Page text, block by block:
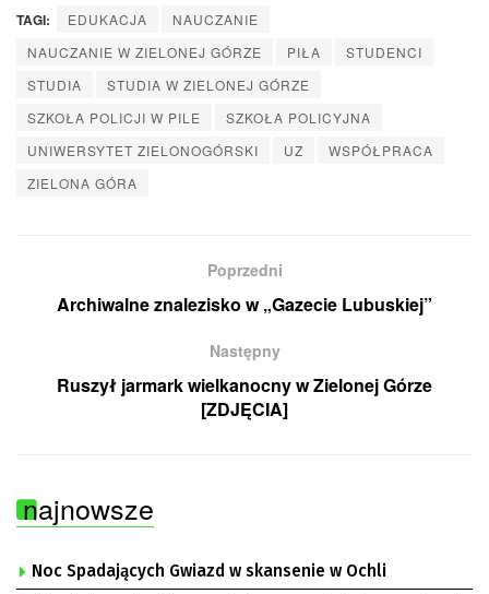
TAGI: EDUKACJA
NAUCZANIE
NAUCZANIE W ZIELONEJ GÓRZE
PIŁA
STUDENCI
STUDIA
STUDIA W ZIELONEJ GÓRZE
SZKOŁA POLICJI W PILE
SZKOŁA POLICYJNA
UNIWERSYTET ZIELONOGÓRSKI
UZ
WSPÓŁPRACA
ZIELONA GÓRA
Poprzedni
Archiwalne znalezisko w „Gazecie Lubuskiej”
Następny
Ruszył jarmark wielkanocny w Zielonej Górze
[ZDJĘCIA]
najnowsze
Noc Spadających Gwiazd w skansenie w Ochli